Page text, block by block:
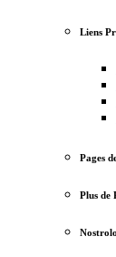
Liens
Pages
Plus de